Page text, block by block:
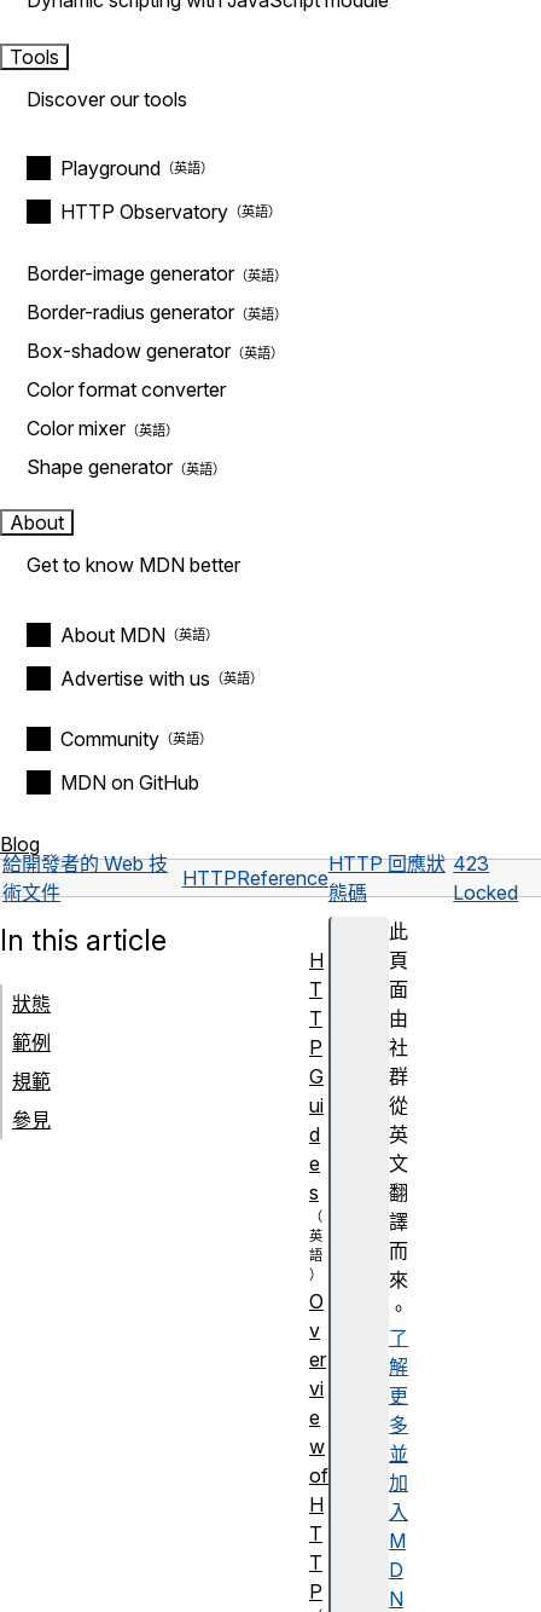
Tools
Discover our tools
Playground
HTTP Observatory
Border-image generator
Border-radius generator
Box-shadow generator
Color format converter
Color mixer
Shape generator
About
Get to know MDN better
About MDN
Advertise with us
Community
MDN on GitHub
Blog
給開發者的 Web 技
術文件
HTTPReference
HTTP 回應狀
態碼
423
Locked
此
頁
面
由
社
群
從
英
文
翻
譯
而
來
。
了
解
更
多
並
加
入
M
D
N
In this article
狀態
範例
規範
參見
H
T
T
P
G
ui
d
e
s
O
v
er
vi
e
w
of
H
T
T
P